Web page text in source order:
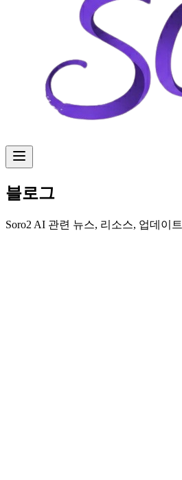
블로그
Soro2 AI 관련 뉴스, 리소스, 업데이트